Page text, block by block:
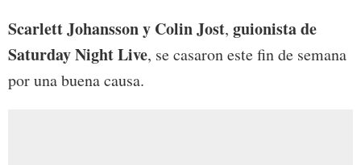
Scarlett Johansson y Colin Jost, guionista de
Saturday Night Live, se casaron este fin de semana
por una buena causa.